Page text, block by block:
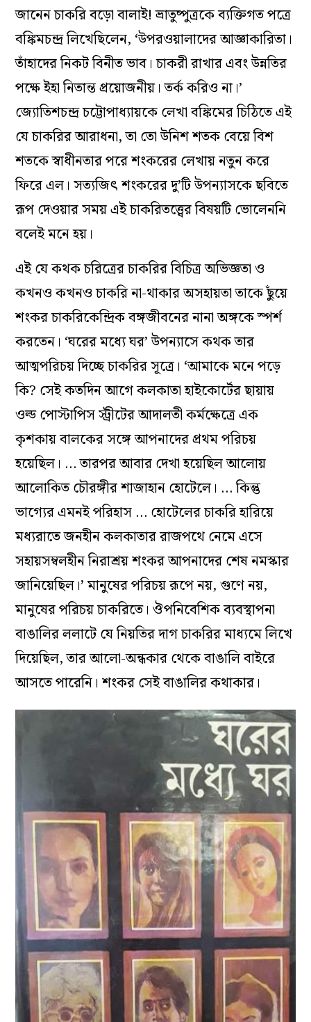
জানেন চাকরি বড়ো বালাই! ভ্রাতুষ্পুত্রকে ব্যক্তিগত পত্রে
বঙ্কিমচন্দ্র লিখেছিলেন, ‘উপরওয়ালাদের আজ্ঞাকারিতা।
তাঁহাদের নিকট বিনীত ভাব। চাকরী রাখার এবং উন্নতির
পক্ষে ইহা নিতান্ত প্রয়োজনীয়। তর্ক করিও না।’
জ্যোতিশচন্দ্র চট্টোপাধ্যায়কে লেখা বঙ্কিমের চিঠিতে এই
যে চাকরির আরাধনা, তা তো উনিশ শতক বেয়ে বিশ
শতকে স্বাধীনতার পরে শংকরের লেখায় নতুন করে
ফিরে এল। সত্যজিৎ শংকরের দু’টি উপন্যাসকে ছবিতে
রূপ দেওয়ার সময় এই চাকরিতত্ত্বের বিষয়টি ভোলেননি
বলেই মনে হয়।
এই যে কথক চরিত্রের চাকরির বিচিত্র অভিজ্ঞতা ও
কখনও কখনও চাকরি না-থাকার অসহায়তা তাকে ছুঁয়ে
শংকর চাকরিকেন্দ্রিক বঙ্গজীবনের নানা অঙ্গকে স্পর্শ
করতেন। ‘ঘরের মধ্যে ঘর’ উপন্যাসে কথক তার
আত্মপরিচয় দিচ্ছে চাকরির সূত্রে। ‘আমাকে মনে পড়ে
কি? সেই কতদিন আগে কলকাতা হাইকোর্টের ছায়ায়
ওল্ড পোস্টাপিস স্ট্রীটের আদালতী কর্মক্ষেত্রে এক
কৃশকায় বালকের সঙ্গে আপনাদের প্রথম পরিচয়
হয়েছিল। … তারপর আবার দেখা হয়েছিল আলোয়
আলোকিত চৌরঙ্গীর শাজাহান হোটেলে। … কিন্তু
ভাগ্যের এমনই পরিহাস … হোটেলের চাকরি হারিয়ে
মধ্যরাতে জনহীন কলকাতার রাজপথে নেমে এসে
সহায়সম্বলহীন নিরাশ্রয় শংকর আপনাদের শেষ নমস্কার
জানিয়েছিল।’ মানুষের পরিচয় রূপে নয়, গুণে নয়,
মানুষের পরিচয় চাকরিতে। ঔপনিবেশিক ব্যবস্থাপনা
বাঙালির ললাটে যে নিয়তির দাগ চাকরির মাধ্যমে লিখে
দিয়েছিল, তার আলো-অন্ধকার থেকে বাঙালি বাইরে
আসতে পারেনি। শংকর সেই বাঙালির কথাকার।